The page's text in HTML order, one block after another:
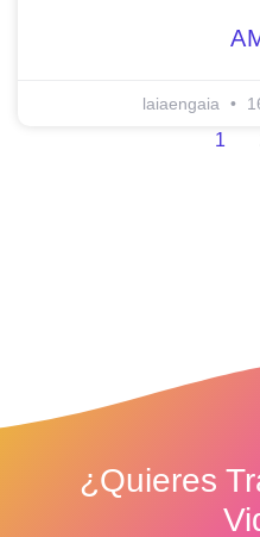
laiaengaia
1
¿quieres